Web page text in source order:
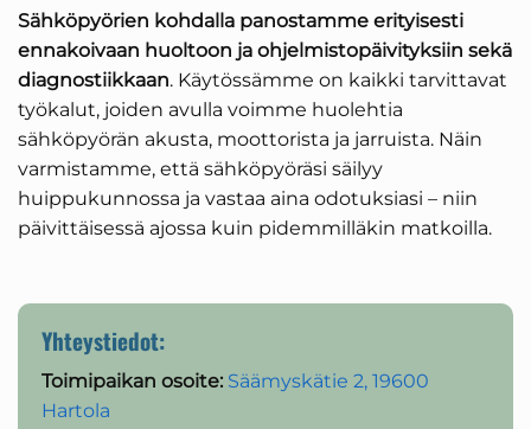
Sähköpyörien kohdalla panostamme erityisesti
ennakoivaan huoltoon ja ohjelmistopäivityksiin sekä
diagnostiikkaan. Käytössämme on kaikki tarvittavat
työkalut, joiden avulla voimme huolehtia
sähköpyörän akusta, moottorista ja jarruista. Näin
varmistamme, että sähköpyöräsi säilyy
huippukunnossa ja vastaa aina odotuksiasi – niin
päivittäisessä ajossa kuin pidemmilläkin matkoilla.
Yhteystiedot:
Toimipaikan osoite: Säämyskätie 2, 19600
Hartola